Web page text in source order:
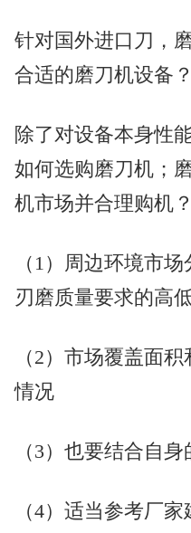
针对国外进口刀，
合适的磨刀机设备？
除了对设备本身性
如何选购磨刀机；
机市场并合理购机？
（1）周边环境市
刃磨质量要求的高
（2）市场覆盖面
情况
（3）也要结合自
（4）适当参考厂